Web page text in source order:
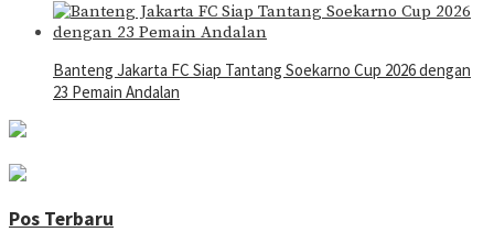
Banteng Jakarta FC Siap Tantang Soekarno Cup 2026 dengan
23 Pemain Andalan
Pos Terbaru